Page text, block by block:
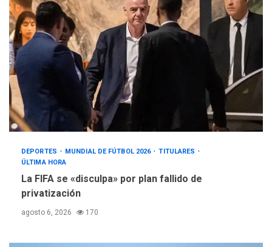
DEPORTES MUNDIAL DE FÚTBOL 2026
TITULARES
ÚLTIMA HORA
La FIFA se «disculpa» por plan fallido de
privatización
agosto 6, 2026 170